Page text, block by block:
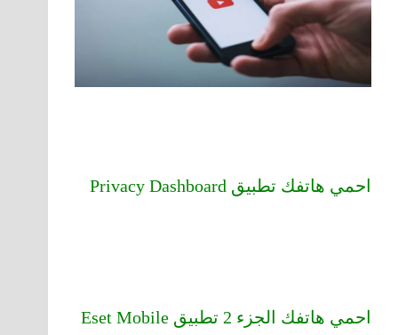
احمي هاتفك تطبيق Privacy Dashboard
احمي هاتفك الجزء 2 تطبيق Eset Mobile